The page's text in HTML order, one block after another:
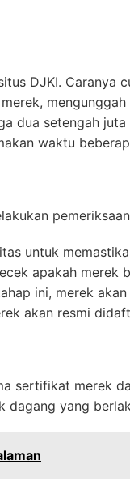
DJKI. Caranya
dua setengah
waktu
untuk
apakah merek
ini, merek
akan resmi
sertifikat merek
yang